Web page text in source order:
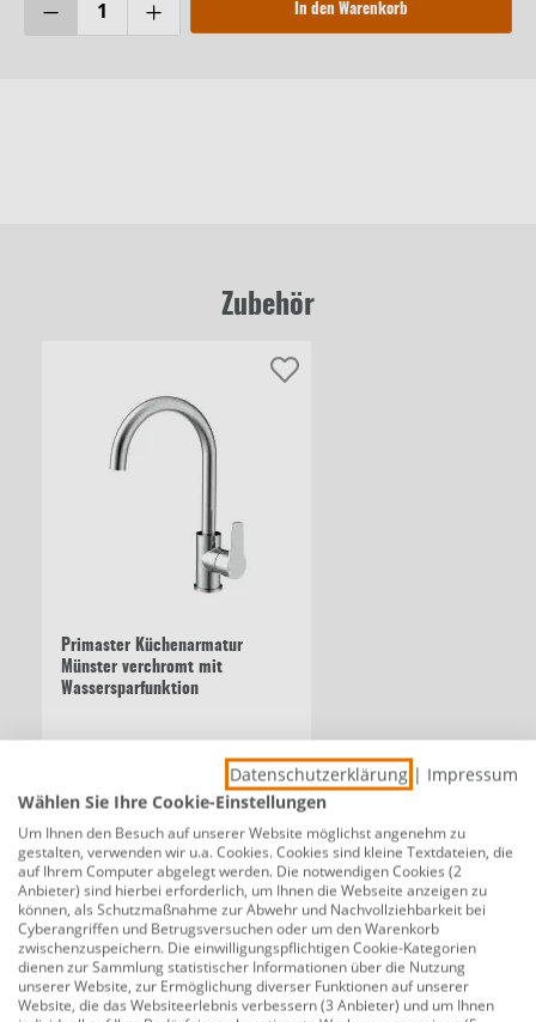
In den Warenkorb
Zubehör
Primaster Küchenarmatur
Münster verchromt mit
Wassersparfunktion
Beschreibung
respekta Mineralite Einbauspüle 1 Becken
Boston 86 x 50 cm 86 x 50 cm
Produktnummer:0782320648
Die Mineralite Einbauspüle Boston der Marke respekta
Datenschutzerklärung | Impressum
Wählen Sie Ihre Cookie-Einstellungen
Um Ihnen den Besuch auf unserer Website möglichst angenehm zu
gestalten, verwenden wir u.a. Cookies. Cookies sind kleine Textdateien, die
auf Ihrem Computer abgelegt werden. Die notwendigen Cookies (2
Anbieter) sind hierbei erforderlich, um Ihnen die Webseite anzeigen zu
können, als Schutzmaßnahme zur Abwehr und Nachvollziehbarkeit bei
Cyberangriffen und Betrugsversuchen oder um den Warenkorb
zwischenzuspeichern. Die einwilligungspflichtigen Cookie-Kategorien
dienen zur Sammlung statistischer Informationen über die Nutzung
unserer Website, zur Ermöglichung diverser Funktionen auf unserer
Website, die das Websiteerlebnis verbessern (3 Anbieter) und um Ihnen